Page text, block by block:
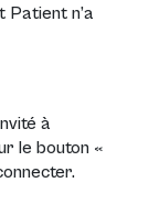
n’a
à
le bouton «